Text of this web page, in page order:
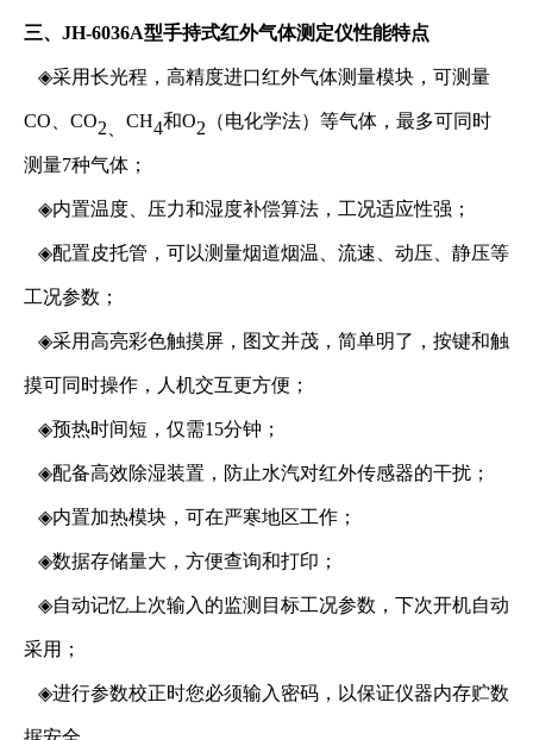
三、 JH-6036A型手持式红外气体测定仪性能特点
◈采用长光程，高精度进口红外气体测量模块，可测量
CO、CO2、 CH4和O2 （电化学法）等气体，最多可同时
测量7种气体；
◈内置温度、压力和湿度补偿算法，工况适应性强；
◈配置皮托管，可以测量烟道烟温、流速、动压、静压等
工况参数；
◈采用高亮彩色触摸屏，图文并茂，简单明了，按键和触
摸可同时操作，人机交互更方便；
◈预热时间短，仅需15分钟；
◈配备高效除湿装置，防止水汽对红外传感器的干扰；
◈内置加热模块，可在严寒地区工作；
◈数据存储量大，方便查询和打印；
◈自动记忆上次输入的监测目标工况参数，下次开机自动
采用；
◈进行参数校正时您必须输入密码，以保证仪器内存贮数